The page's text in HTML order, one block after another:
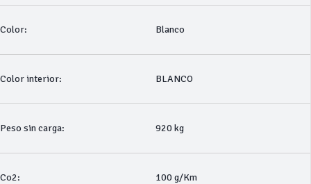
Color: Blanco
Color interior: BLANCO
Peso sin carga: 920 kg
Co2: 100 g/Km